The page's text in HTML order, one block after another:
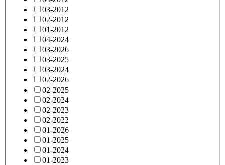
03-2012
02-2012
01-2012
04-2024
03-2026
03-2025
03-2024
02-2026
02-2025
02-2024
02-2023
02-2022
01-2026
01-2025
01-2024
01-2023